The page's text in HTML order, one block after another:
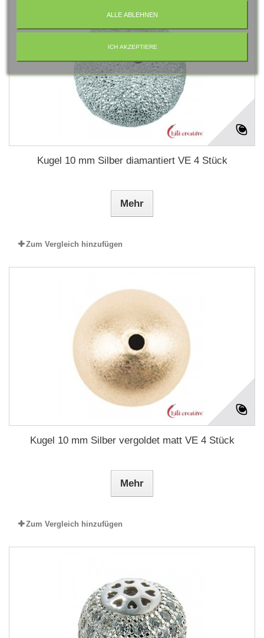
Kugel 10 mm Silber diamantiert VE 4 Stück
Mehr
Zum Vergleich hinzufügen
Kugel 10 mm Silber vergoldet matt VE 4 Stück
Mehr
Zum Vergleich hinzufügen
ALLE ABLEHNEN
ICH AKZEPTIERE